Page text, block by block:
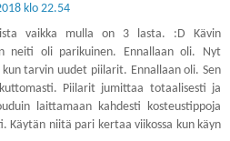
klo 22.54
vaikka mulla on 3 lasta. :D Kävin
neiti oli parikuinen. Ennallaan oli. Nyt
tarvin uudet piilarit. Ennallaan oli. Sen
Piilarit jumittaa totaalisesti ja
laittamaan kahdesti kosteustippoja
Käytän niitä pari kertaa viikossa kun käyn